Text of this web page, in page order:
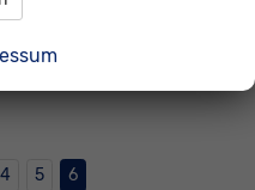
4 5 6